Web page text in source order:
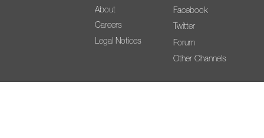
About
Careers
Legal Notices
Facebook
Twitter
Forum
Other Channels